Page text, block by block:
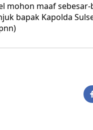
mohon maaf
bapak Kapolda